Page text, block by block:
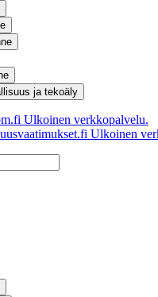
ja tekoäly
Ulkoinen verkkopalvelu.
Ulkoinen